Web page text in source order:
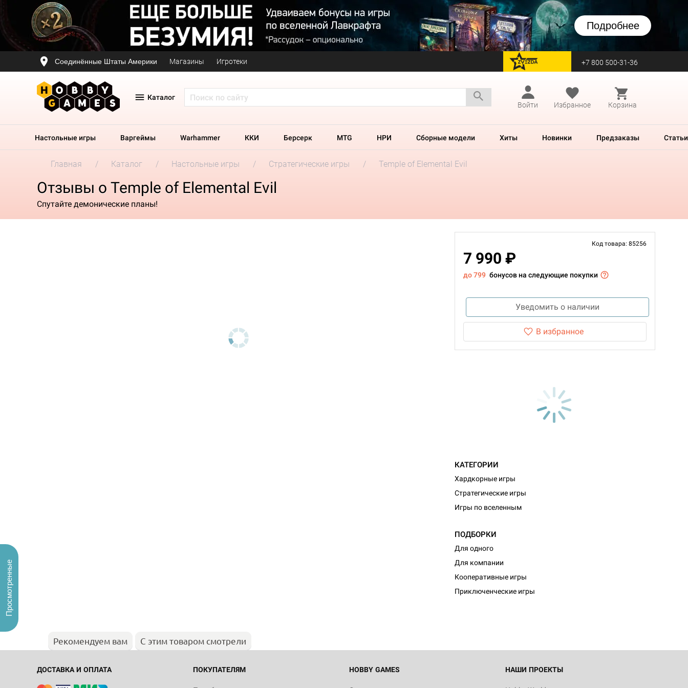
Подробнее
Соединённые Штаты Америки Магазины Игротеки перейти на Zvezda +7 800 500-31-36
Каталог
Войти
Избранное Корзина
Настольные игры Варгеймы Warhammer ККИ Берсерк MTG НРИ Сборные модели Хиты Новинки Предзаказы Статьи
Главная Каталог Настольные игры Стратегические игры Temple of Elemental Evil
Отзывы о Temple of Elemental Evil
Спутайте демонические планы!
Код товара: 85256
7 990 ₽
до 799 бонусов на следующие покупки
Уведомить о наличии
В избранное
КАТЕГОРИИ
Хардкорные игры
Стратегические игры
Игры по вселенным
ПОДБОРКИ
Для одного
Для компании
Кооперативные игры
Приключенческие игры
Рекомендуем вам С этим товаром смотрели
ДОСТАВКА И ОПЛАТА ПОКУПАТЕЛЯМ HOBBY GAMES НАШИ ПРОЕКТЫ
Просмотренные
Настольная игра Hobby World Журнал
"Мир фантастики. Спецвыпуск: Братья
империи: Боевая тревога
799